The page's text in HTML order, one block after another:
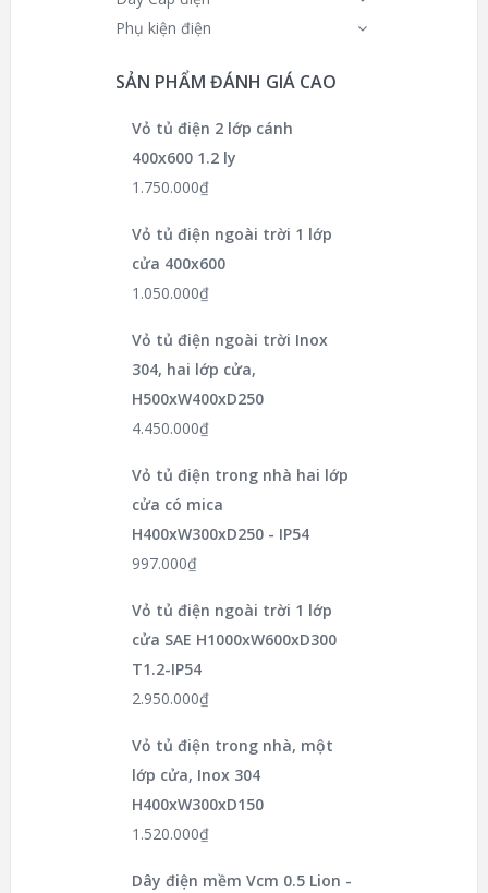
Phụ kiện điện
SẢN PHẨM ĐÁNH GIÁ CAO
Vỏ tủ điện 2 lớp cánh
400x600 1.2 ly
1.750.000₫
Vỏ tủ điện ngoài trời 1 lớp
cửa 400x600
1.050.000₫
Vỏ tủ điện ngoài trời Inox
304, hai lớp cửa,
H500xW400xD250
4.450.000₫
Vỏ tủ điện trong nhà hai lớp
cửa có mica
H400xW300xD250 - IP54
997.000₫
Vỏ tủ điện ngoài trời 1 lớp
cửa SAE H1000xW600xD300
T1.2-IP54
2.950.000₫
Vỏ tủ điện trong nhà, một
lớp cửa, Inox 304
H400xW300xD150
1.520.000₫
Dây điện mềm Vcm 0.5 Lion -